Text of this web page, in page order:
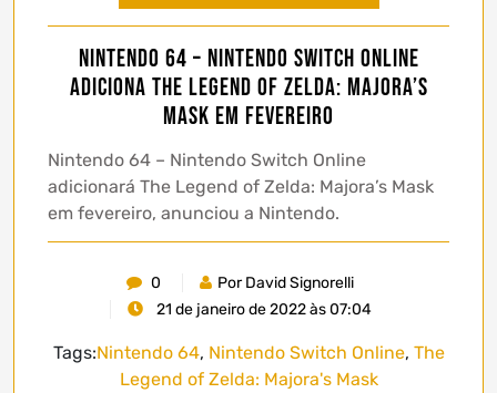
Nintendo 64 – Nintendo Switch Online
adiciona The Legend of Zelda: Majora’s
Mask em fevereiro
Nintendo 64 – Nintendo Switch Online
adicionará The Legend of Zelda: Majora’s Mask
em fevereiro, anunciou a Nintendo.
0
Por David Signorelli
21 de janeiro de 2022 às 07:04
Tags:Nintendo 64, Nintendo Switch Online, The
Legend of Zelda: Majora's Mask